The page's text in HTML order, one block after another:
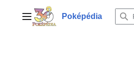
contenuMenu principalPoképédia